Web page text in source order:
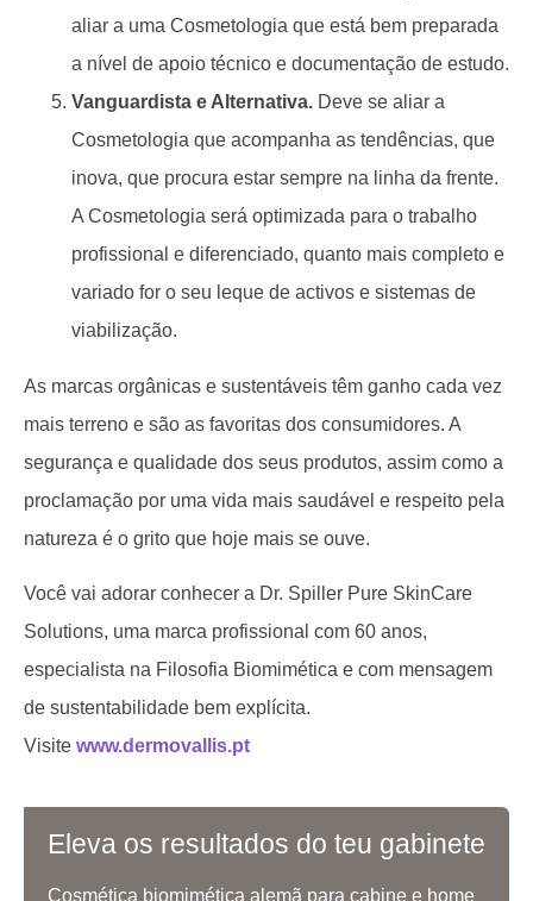
aliar a uma Cosmetologia que está bem preparada
a nível de apoio técnico e documentação de estudo.
Vanguardista e Alternativa. Deve se aliar a
Cosmetologia que acompanha as tendências, que
inova, que procura estar sempre na linha da frente.
A Cosmetologia será optimizada para o trabalho
profissional e diferenciado, quanto mais completo e
variado for o seu leque de activos e sistemas de
viabilização.
As marcas orgânicas e sustentáveis têm ganho cada vez
mais terreno e são as favoritas dos consumidores. A
segurança e qualidade dos seus produtos, assim como a
proclamação por uma vida mais saudável e respeito pela
natureza é o grito que hoje mais se ouve.
Você vai adorar conhecer a Dr. Spiller Pure SkinCare
Solutions, uma marca profissional com 60 anos,
especialista na Filosofia Biomimética e com mensagem
de sustentabilidade bem explícita.
Visite www.dermovallis.pt
Eleva os resultados do teu gabinete
Cosmética biomimética alemã para cabine e home